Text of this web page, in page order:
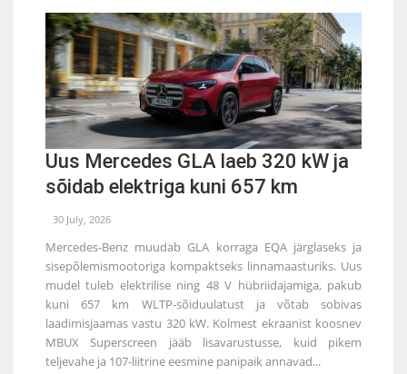
Uus Mercedes GLA laeb 320 kW ja
sõidab elektriga kuni 657 km
30 July, 2026
Mercedes-Benz muudab GLA korraga EQA järglaseks ja
sisepõlemismootoriga kompaktseks linnamaasturiks. Uus
mudel tuleb elektrilise ning 48 V hübriidajamiga, pakub
kuni 657 km WLTP-sõiduulatust ja võtab sobivas
laadimisjaamas vastu 320 kW. Kolmest ekraanist koosnev
MBUX Superscreen jääb lisavarustusse, kuid pikem
teljevahe ja 107-liitrine eesmine panipaik annavad...